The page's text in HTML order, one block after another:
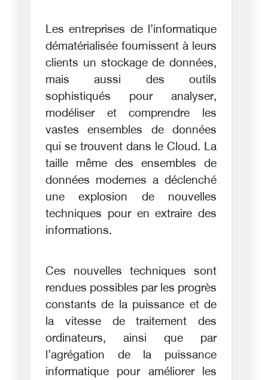
Les entreprises de l’informatique
dématérialisée fournissent à leurs
clients un stockage de données,
mais aussi des outils
sophistiqués pour analyser,
modéliser et comprendre les
vastes ensembles de données
qui se trouvent dans le Cloud. La
taille même des ensembles de
données modernes a déclenché
une explosion de nouvelles
techniques pour en extraire des
informations.
Ces nouvelles techniques sont
rendues possibles par les progrès
constants de la puissance et de
la vitesse de traitement des
ordinateurs, ainsi que par
l’agrégation de la puissance
informatique pour améliorer les